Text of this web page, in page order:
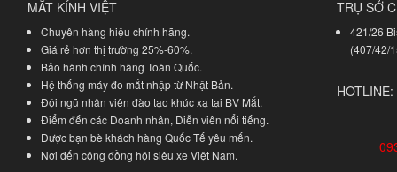
MẮT KÍNH VIỆT
Chuyên hàng hiệu chính hãng.
Giá rẻ hơn thị trường 25%-60%.
Bảo hành chính hãng Toàn Quốc.
Hệ thống máy đo mắt nhập từ Nhật Bản.
Đội ngũ nhân viên đào tạo khúc xạ tại BV Mắt.
Điểm đến các Doanh nhân, Diễn viên nổi tiếng.
Được bạn bè khách hàng Quốc Tế yêu mến.
Nơi đến cộng đồng hội siêu xe Việt Nam.
TRỤ SỞ
421/26
(407/42/
HOTLINE: